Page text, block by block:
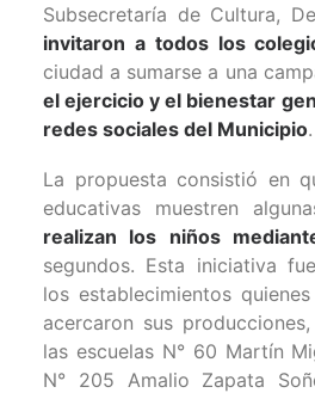
Subsecretaría de Cultura,
invitaron a todos los
ciudad a sumarse a una
el ejercicio y el bienestar
redes sociales del Municipio.
La propuesta consistió en
educativas muestren
realizan los niños
segundos. Esta iniciativa
los establecimientos
acercaron sus
las escuelas N° 60 Martín
N° 205 Amalio Zapata